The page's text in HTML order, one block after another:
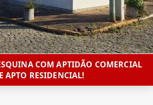
COM APTIDÃO COMERCIAL
APTO RESIDENCIAL!